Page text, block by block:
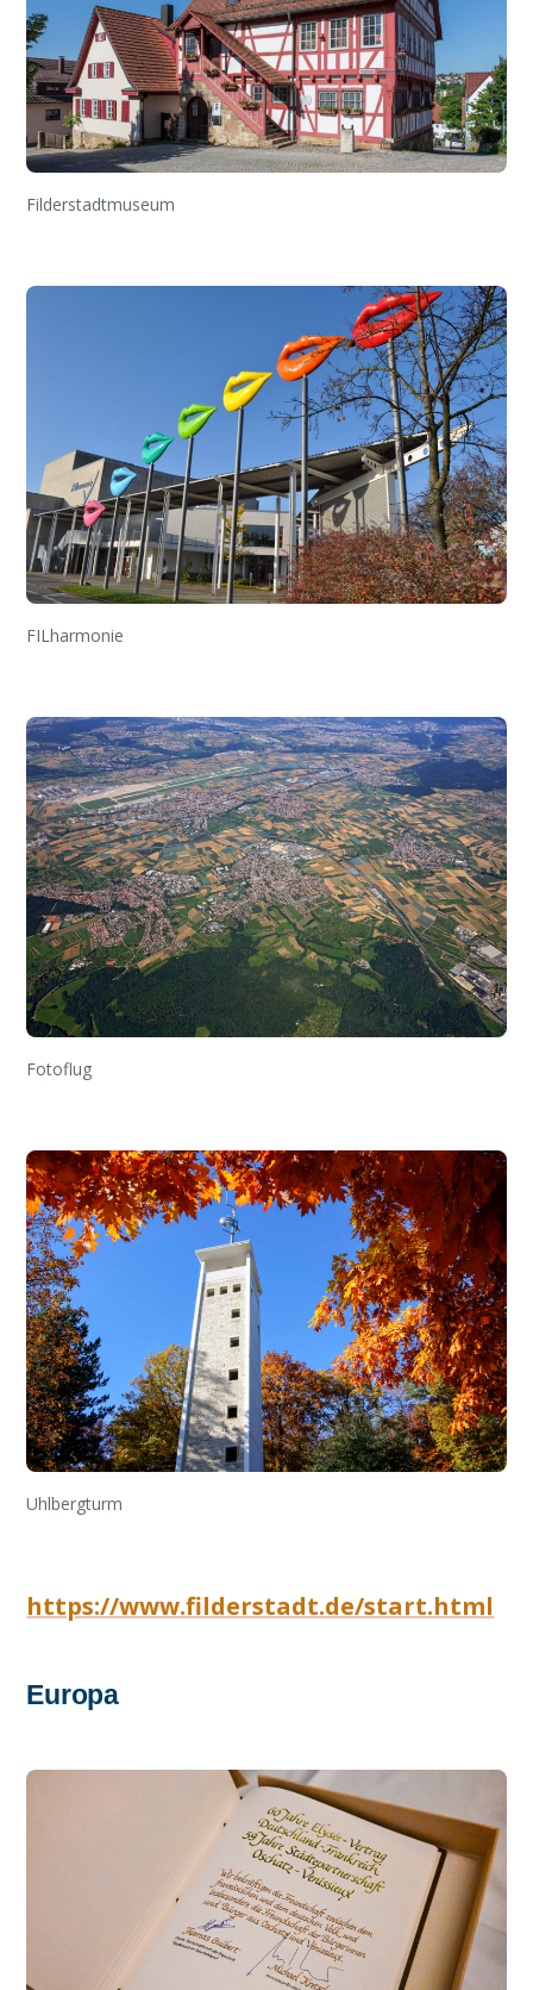
Filderstadtmuseum
FILharmonie
Fotoflug
Uhlbergturm
https://www.filderstadt.de/start.html
Europa